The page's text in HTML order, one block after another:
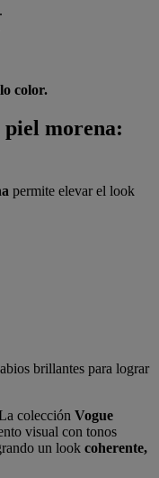
color.
morena:
permite elevar el look
brillantes para lograr
colección Vogue
visual con tonos
un look coherente,